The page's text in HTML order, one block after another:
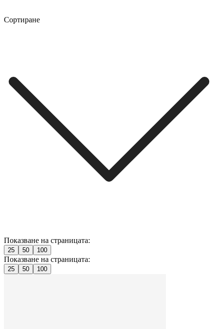
Сортиране
Показване на страницата:
25 50 100
Показване на страницата:
25 50 100